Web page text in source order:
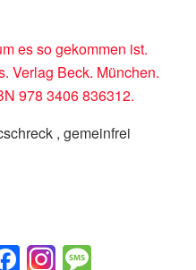
es so gekommen ist.
Verlag Beck. München.
978 3406 836312.
, gemeinfrei
F